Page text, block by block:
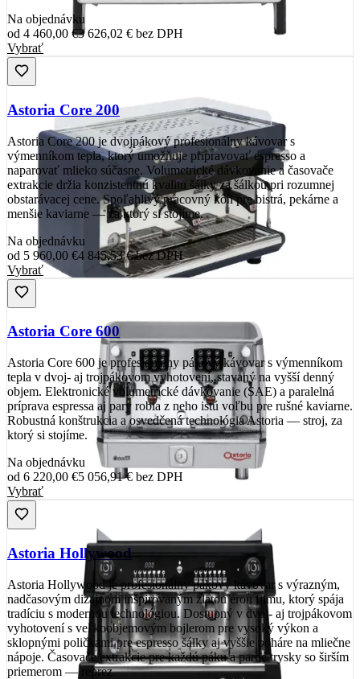
Na objednávku
od 4 460,00 €3 626,02 € bez DPH
Vybrať
Astoria Core 200
Astoria Core 200 je dvojpákový profesionálny kávovar s
výmenníkom tepla, ktorý umožňuje pripravovať espresso a
naparovať mlieko súčasne. Volumetrické dávkovanie a časovače
extrakcie držia konzistentnú kvalitu šálky za šálkou pri rozumnej
obstarávacej cene. Spoľahlivý pracovný kôň pre bistrá, pekárne a
menšie kaviarne — za ktorý si stojíme.
Na objednávku
od 5 960,00 €4 845,53 €bez DPH
Vybrať
Astoria Core 600
Astoria Core 600 je profesionálny pákový kávovar s výmenníkom
tepla v dvoj- aj trojpákovom vyhotovení, stavaný na vyšší denný
objem. Elektronické volumetrické dávkovanie (SAE) a paralelná
príprava espressa aj pary robia z neho istú voľbu pre rušné kaviarne.
Robustná konštrukcia a osvedčená technológia Astoria — stroj, za
ktorý si stojíme.
Na objednávku
od 6 220,00 €5 056,91 € bez DPH
Vybrať
Astoria Hollywood
Astoria Hollywood je profesionálny pákový kávovar s výrazným,
nadčasovým dizajnom inšpirovaným zlatou érou filmu, ktorý spája
tradíciu s modernou technológiou. Dostupný v dvoj- aj trojpákovom
vyhotovení s veľkoobjemovým bojlerom pre vysoký výkon a
sklopnými poličkami pre espresso šálky aj vyššie poháre na mliečne
nápoje. Časovače extrakcie pre každú páku a parné trysky so širším
priemerom — reprez